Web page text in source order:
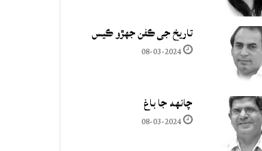
تاريخ جي ڪفن جھڙو ڪيس
08-03-2024
چانهه جا باغ
08-03-2024